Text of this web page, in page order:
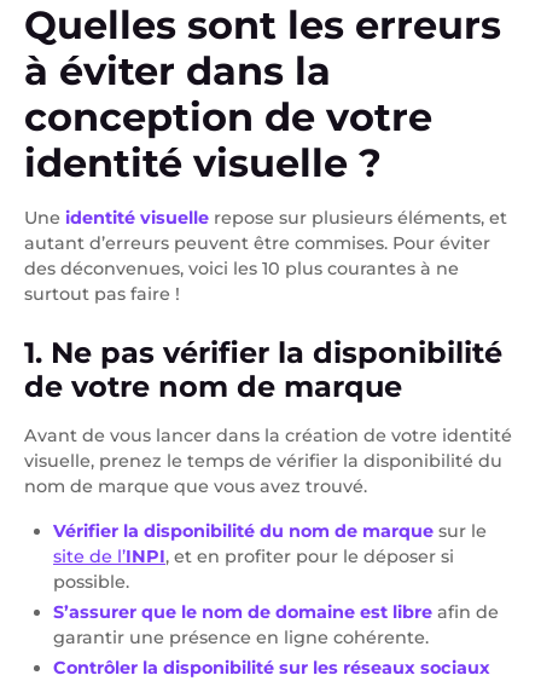
Quelles sont les erreurs
à éviter dans la
conception de votre
identité visuelle ?
Une identité visuelle repose sur plusieurs éléments, et
autant d’erreurs peuvent être commises. Pour éviter
des déconvenues, voici les 10 plus courantes à ne
surtout pas faire !
1. Ne pas vérifier la disponibilité
de votre nom de marque
Avant de vous lancer dans la création de votre identité
visuelle, prenez le temps de vérifier la disponibilité du
nom de marque que vous avez trouvé.
Vérifier la disponibilité du nom de marque sur le
site de l’INPI, et en profiter pour le déposer si
possible.
S’assurer que le nom de domaine est libre afin de
garantir une présence en ligne cohérente.
Contrôler la disponibilité sur les réseaux sociaux